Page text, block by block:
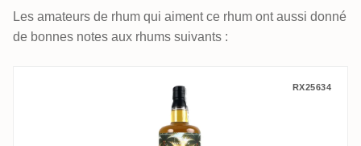
Les amateurs de rhum qui aiment ce rhum ont aussi donné
de bonnes notes aux rhums suivants :
CoR T.D.L Trinidad Xmas 2025 Edition
RX25634